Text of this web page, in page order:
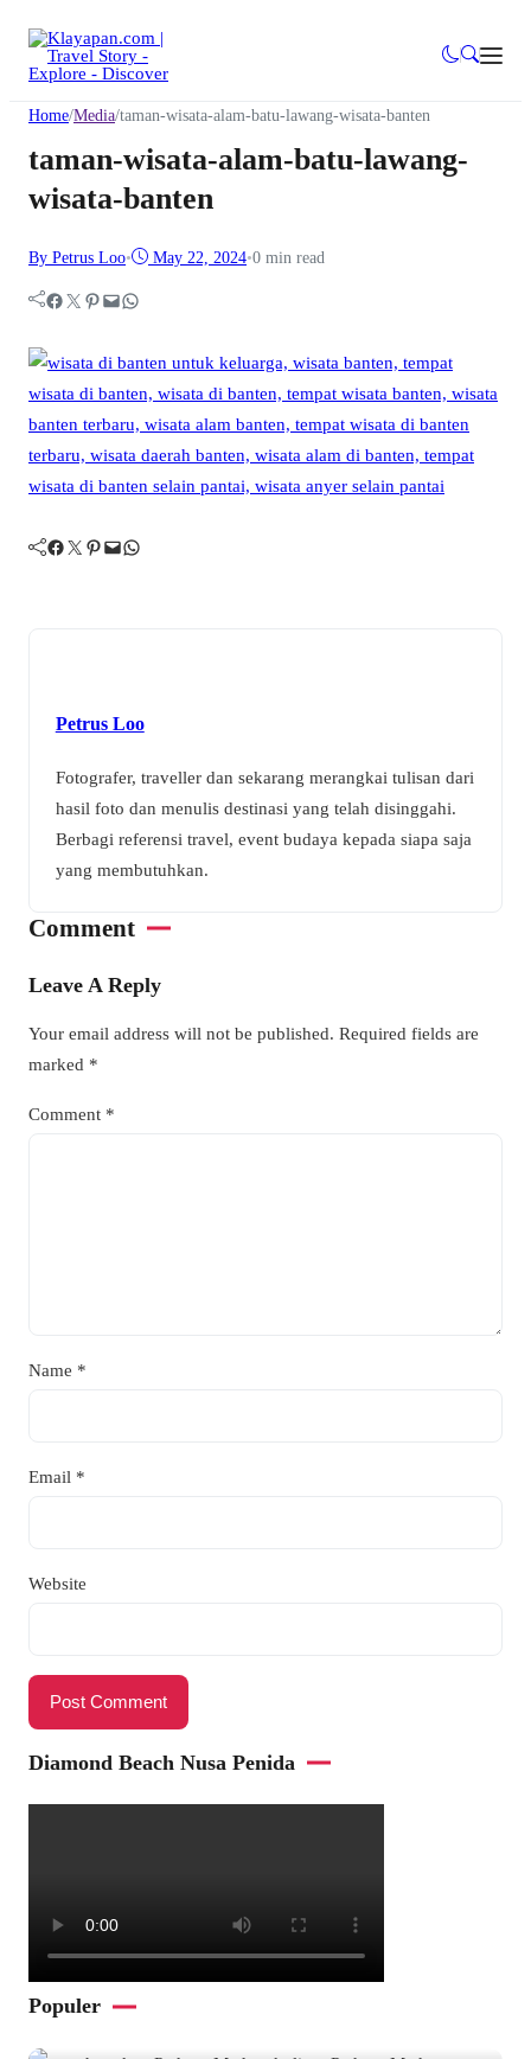
Home/Media/taman-wisata-alam-batu-lawang-wisata-banten
taman-wisata-alam-batu-lawang-
wisata-banten
By Petrus Loo• May 22, 2024•0 min read
Facebook Twitter Pinterest Mail WhatsApp
Facebook Twitter Pinterest Mail WhatsApp
Petrus Loo
Fotografer, traveller dan sekarang merangkai tulisan dari
hasil foto dan menulis destinasi yang telah disinggahi.
Berbagi referensi travel, event budaya kepada siapa saja
yang membutuhkan.
Comment
Leave A Reply
Your email address will not be published. Required fields are
marked *
Comment *
Name *
Email *
Website
Diamond Beach Nusa Penida
Populer